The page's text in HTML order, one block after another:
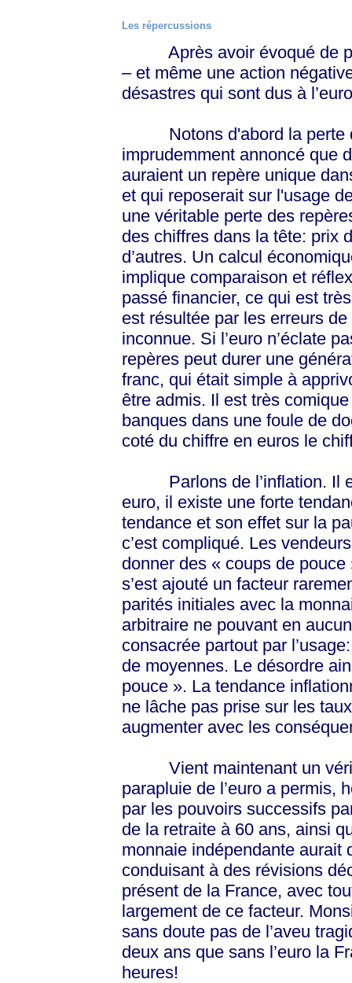
Les répercussions
Après avoir évoqué de
– et même une action
désastres qui sont dus à
Notons d'abord la perte
imprudemment annoncé que
auraient un repère unique
et qui reposerait sur l'usage
une véritable perte des
des chiffres dans la tête: prix
d’autres. Un calcul
implique comparaison et
passé financier, ce qui est
est résultée par les erreurs
inconnue. Si l’euro n’éclate
repères peut durer une
franc, qui était simple à
être admis. Il est très
banques dans une foule de
coté du chiffre en euros le
Parlons de l’inflation. Il
euro, il existe une forte
tendance et son effet sur la
c’est compliqué. Les
donner des « coups de
s’est ajouté un facteur
parités initiales avec la
arbitraire ne pouvant en
consacrée partout par
de moyennes. Le désordre
pouce ». La tendance
ne lâche pas prise sur les
augmenter avec les
Vient maintenant un
parapluie de l’euro a permis,
par les pouvoirs successifs
de la retraite à 60 ans, ainsi
monnaie indépendante aurait
conduisant à des révisions
présent de la France, avec
largement de ce facteur.
sans doute pas de l’aveu
deux ans que sans l’euro la
heures!